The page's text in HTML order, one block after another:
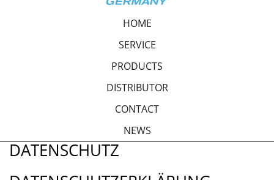
HOME
SERVICE
PRODUCTS
DISTRIBUTOR
CONTACT
NEWS
DATENSCHUTZ